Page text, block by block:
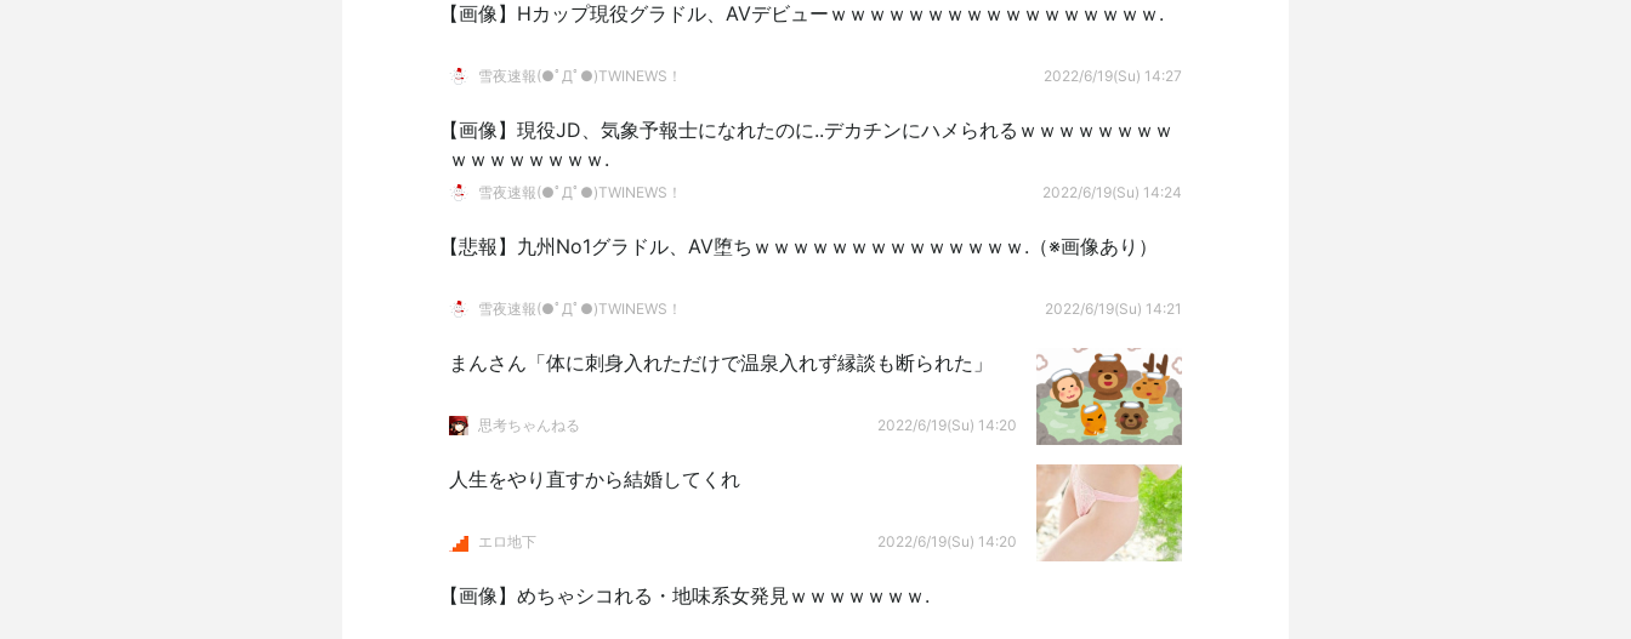
【画像】Hカップ現役グラドル、AVデビューｗｗｗｗｗｗｗｗｗｗｗｗｗｗｗｗｗ.
雪夜速報(●ﾟДﾟ●)TWINEWS！ 2022/6/19(Su) 14:27
【画像】現役JD、気象予報士になれたのに..デカチンにハメられるｗｗｗｗｗｗｗｗ
ｗｗｗｗｗｗｗｗ.
雪夜速報(●ﾟДﾟ●)TWINEWS！ 2022/6/19(Su) 14:24
【悲報】九州No1グラドル、AV堕ちｗｗｗｗｗｗｗｗｗｗｗｗｗｗ.（※画像あり）
雪夜速報(●ﾟДﾟ●)TWINEWS！ 2022/6/19(Su) 14:21
まんさん「体に刺身入れただけで温泉入れず縁談も断られた」
思考ちゃんねる 2022/6/19(Su) 14:20
人生をやり直すから結婚してくれ
エロ地下 2022/6/19(Su) 14:20
【画像】めちゃシコれる・地味系女発見ｗｗｗｗｗｗｗ.